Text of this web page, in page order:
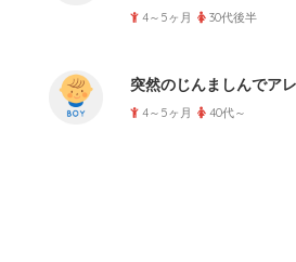
4～5ヶ月 30代後半
突然のじんましんでア
4～5ヶ月 40代～